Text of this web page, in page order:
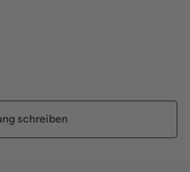
schreiben